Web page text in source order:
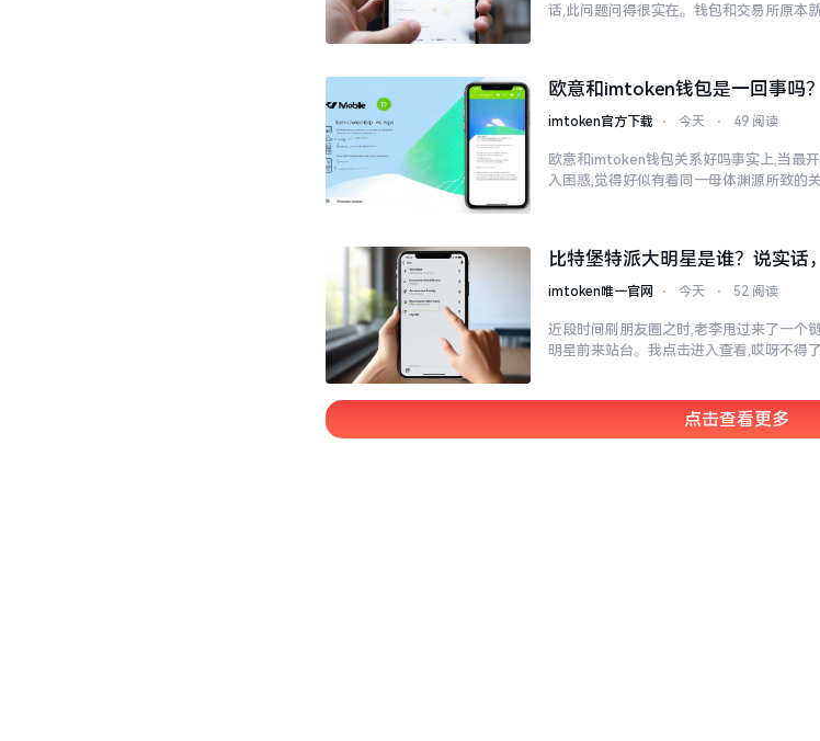
话,此问题问得很实在。钱包和交易所原本
欧意和imtoken钱包是一回事吗
imtoken官方下载 ⋅ 今天 ⋅ 49 阅读
欧意和imtoken钱包关系好吗事实上,当最
入困惑,觉得好似有着同一母体渊源所致的
比特堡特派大明星是谁？说实话
imtoken唯一官网 ⋅ 今天 ⋅ 52 阅读
近段时间刷朋友圈之时,老李甩过来了一个
明星前来站台。我点击进入查看,哎呀不得
点击查看更多